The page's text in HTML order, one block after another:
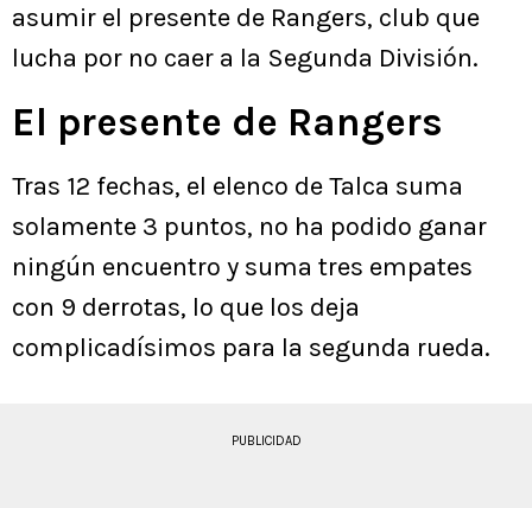
asumir el presente de Rangers, club que
lucha por no caer a la Segunda División.
El presente de Rangers
Tras 12 fechas, el elenco de Talca suma
solamente 3 puntos, no ha podido ganar
ningún encuentro y suma tres empates
con 9 derrotas, lo que los deja
complicadísimos para la segunda rueda.
PUBLICIDAD